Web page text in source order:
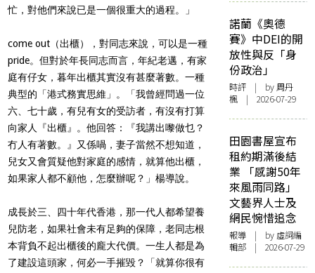
忙，對他們來說已是一個很重大的過程。」
come out（出櫃），對同志來說，可以是一種
pride。但對於年長同志而言，年紀老邁，有家
庭有仔女，暮年出櫃其實沒有甚麼著數。一種
典型的「港式務實思維」。「我曾經問過一位
六、七十歲，有兒有女的受訪者，有沒有打算
向家人『出櫃』。他回答：『我講出嚟做乜？
冇人有著數。』又係喎，妻子當然不想知道，
兒女又會質疑他對家庭的感情，就算他出櫃，
如果家人都不顧他，怎麼辦呢？」楊導說。
成長於三、四十年代香港，那一代人都希望養
兒防老，如果社會未有足夠的保障，老同志根
本背負不起出櫃後的龐大代價。一生人都是為
了建設這頭家，何必一手摧毀？「就算你很有
諾蘭《奧德
賽》中DEI的開
放性與反「身
份政治」
時評 | by周丹
楓 | 2026-07-29
田園書屋宣布
租約期滿後結
業 「感謝50年
來風雨同路」
文藝界人士及
網民惋惜追念
報導 | by 虛詞編
輯部 | 2026-07-29